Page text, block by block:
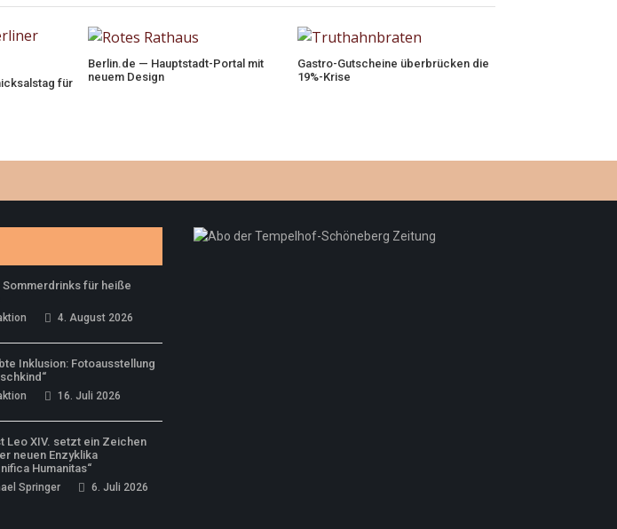
für
Berlin.de — Hauptstadt-Portal mit
neuem Design
Gastro-Gutscheine überbrücken die
19%-Krise
Sommerdrinks für heiße
4. August 2026
Inklusion: Fotoausstellung
16. Juli 2026
Leo XIV. setzt ein Zeichen
neuen Enzyklika
Humanitas“
Springer 6. Juli 2026